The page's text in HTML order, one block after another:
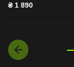
₴ 1 890